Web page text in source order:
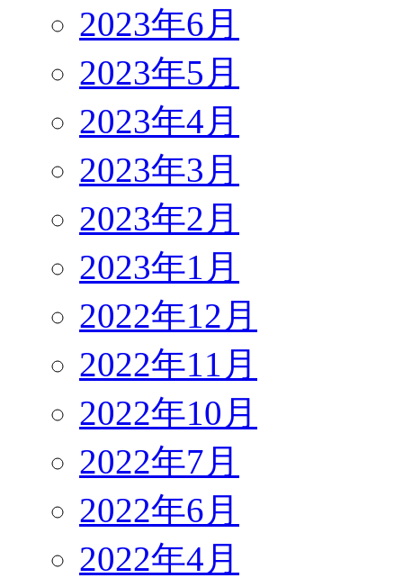
2023年6月
2023年5月
2023年4月
2023年3月
2023年2月
2023年1月
2022年12月
2022年11月
2022年10月
2022年7月
2022年6月
2022年4月